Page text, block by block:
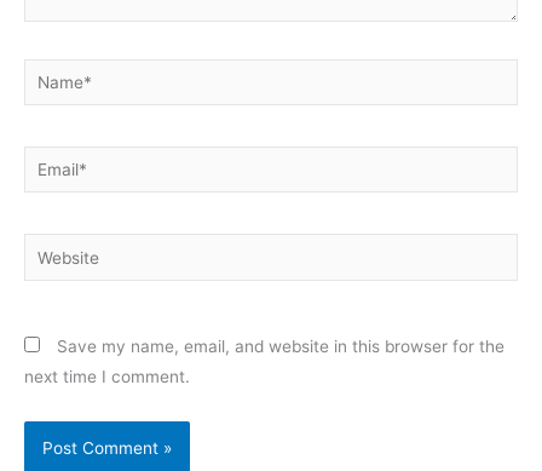
Name*
Email*
Website
Save my name, email, and website in this browser for the
next time I comment.